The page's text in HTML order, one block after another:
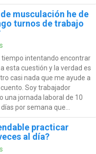
musculación he de
turnos de trabajo
tiempo intentando encontrar
esta cuestión y la verdad es
casi nada que me ayude a
Soy trabajador
una jornada laboral de 10
por semana que...
practicar
al día?